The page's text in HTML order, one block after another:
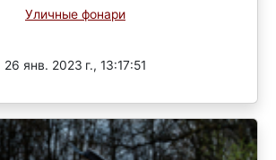
Уличные фонари
26 янв. 2023 г., 13:17:51